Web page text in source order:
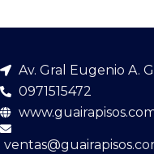
Av. Gral Eugenio A.
0971515472